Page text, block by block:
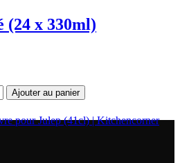
(24 x 330ml)
Ajouter au panier